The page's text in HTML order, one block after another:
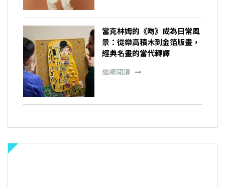
當克林姆的《吻》成為日常風
景：從樂高積木到金箔版畫，
經典名畫的當代轉譯
繼續閱讀